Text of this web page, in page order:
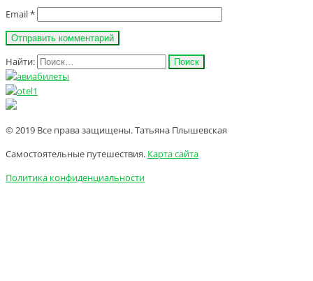
Email*
Найти:
© 2019 Все права защищены. Татьяна Плышевская
Самостоятельные путешествия. Карта сайта
Политика конфиденциальности